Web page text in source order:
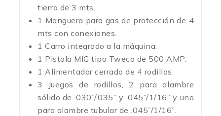
tierra de 3 mts.
1 Manguera para gas de protección de 4
mts con conexiones.
1 Carro integrado a la máquina.
1 Pistola MIG tipo Tweco de 500 AMP.
1 Alimentador cerrado de 4 rodillos.
3 Juegos de rodillos, 2 para alambre
sólido de .030”/.035” y .045”/1/16” y uno
para alambre tubular de .045”/1/16”.